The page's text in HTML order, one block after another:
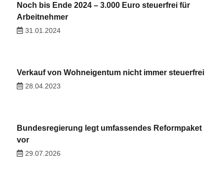
Noch bis Ende 2024 – 3.000 Euro steuerfrei für
Arbeitnehmer
31.01.2024
Verkauf von Wohneigentum nicht immer steuerfrei
28.04.2023
Bundesregierung legt umfassendes Reformpaket
vor
29.07.2026